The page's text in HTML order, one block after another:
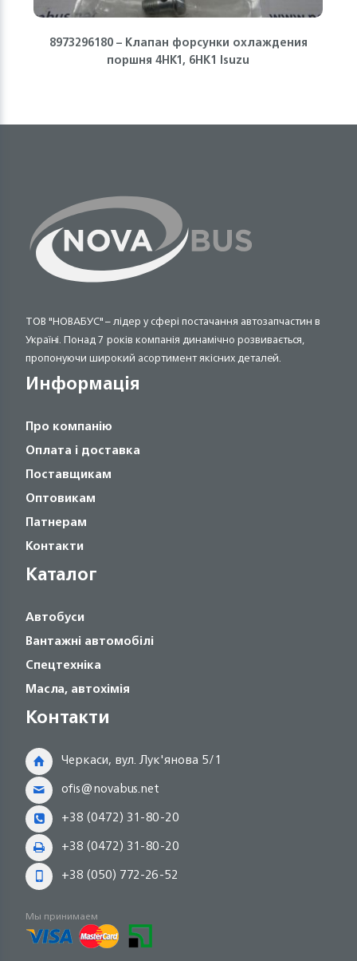
8973296180 – Клапан форсунки охлаждения
поршня 4HK1, 6HK1 Isuzu
ТОВ "НОВАБУС" – лідер у сфері постачання автозапчастин в
Україні. Понад 7 років компанія динамічно розвивається,
пропонуючи широкий асортимент якісних деталей.
Информація
Про компанію
Оплата і доставка
Поставщикам
Оптовикам
Патнерам
Контакти
Каталог
Автобуси
Вантажні автомобілі
Спецтехніка
Масла, автохімія
Контакти
Черкаси, вул. Лук'янова 5/1
ofis@novabus.net
+38 (0472) 31-80-20
+38 (0472) 31-80-20
+38 (050) 772-26-52
Мы принимаем